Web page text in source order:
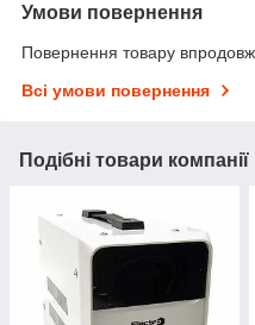
Умови повернення
Повернення товару
Всі умови повернення
Подібні товари компанії